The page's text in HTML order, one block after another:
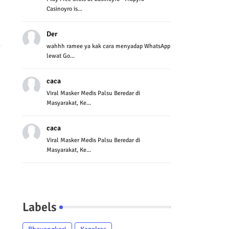
Casinoyro is...
Der
wahhh ramee ya kak cara menyadap WhatsApp
lewat Go...
caca
Viral Masker Medis Palsu Beredar di
Masyarakat, Ke...
caca
Viral Masker Medis Palsu Beredar di
Masyarakat, Ke...
Labels